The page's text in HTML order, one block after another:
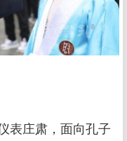
表庄肃，面向孔子